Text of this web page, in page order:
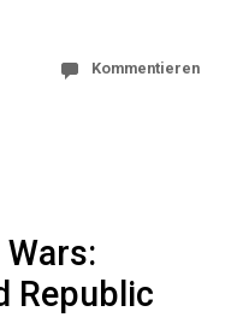
Kommentieren
Republic